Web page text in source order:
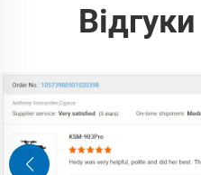
Відгуки